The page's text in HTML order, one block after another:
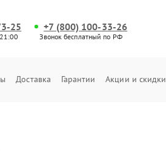
25 +7 (800) 100-33-26
Звонок бесплатный по РФ
Доставка Гарантии Акции и скидки